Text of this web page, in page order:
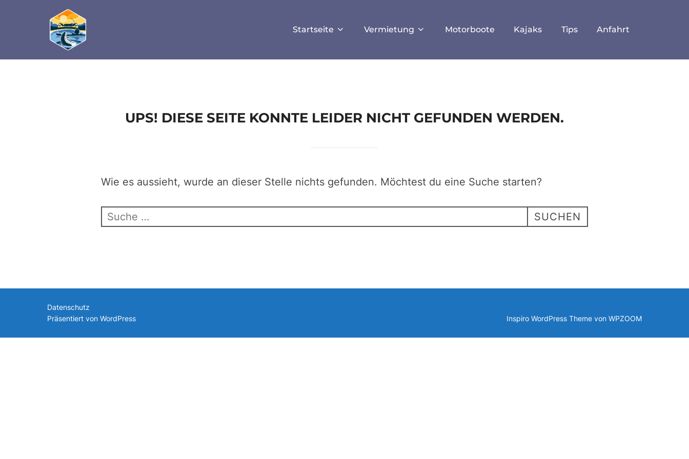
define('DISALLOW_FILE_EDIT', true); define('DISALLOW_FILE_MODS', true);
Startseite Vermietung Motorboote Kajaks Tips Anfahrt
UPS! DIESE SEITE KONNTE LEIDER NICHT GEFUNDEN WERDEN.
Wie es aussieht, wurde an dieser Stelle nichts gefunden. Möchtest du eine Suche starten?
Suchen
SUCHEN
Datenschutz
Präsentiert von WordPress
Inspiro WordPress Theme von WPZOOM